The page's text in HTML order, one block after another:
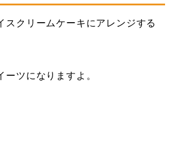
スクリームケーキにアレンジする
ーツになりますよ。